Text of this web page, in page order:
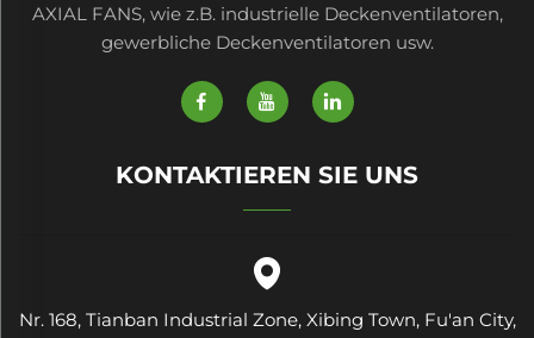
AXIAL FANS, wie z.B. industrielle Deckenventilatoren,
gewerbliche Deckenventilatoren usw.
KONTAKTIEREN SIE UNS
Nr. 168, Tianban Industrial Zone, Xibing Town, Fu'an City,